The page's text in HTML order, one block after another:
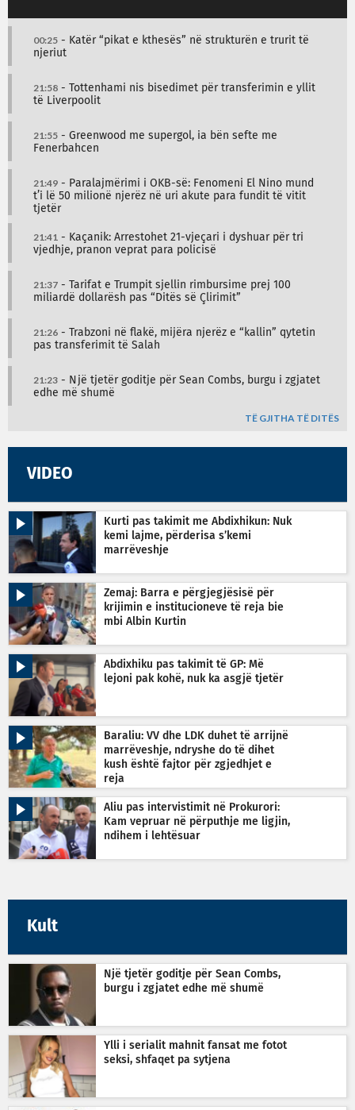
00:25 - Katër “pikat e kthesës” në strukturën e trurit të
njeriut
21:58 - Tottenhami nis bisedimet për transferimin e yllit
të Liverpoolit
21:55 - Greenwood me supergol, ia bën sefte me
Fenerbahcen
21:49 - Paralajmërimi i OKB-së: Fenomeni El Nino mund
t’i lë 50 milionë njerëz në uri akute para fundit të vitit
tjetër
21:41 - Kaçanik: Arrestohet 21-vjeçari i dyshuar për tri
vjedhje, pranon veprat para policisë
21:37 - Tarifat e Trumpit sjellin rimbursime prej 100
miliardë dollarësh pas “Ditës së Çlirimit”
21:26 - Trabzoni në flakë, mijëra njerëz e “kallin” qytetin
pas transferimit të Salah
21:23 - Një tjetër goditje për Sean Combs, burgu i zgjatet
edhe më shumë
TË GJITHA TË DITËS
VIDEO
Kurti pas takimit me Abdixhikun: Nuk
kemi lajme, përderisa s’kemi
marrëveshje
Zemaj: Barra e përgjegjësisë për
krijimin e institucioneve të reja bie
mbi Albin Kurtin
Abdixhiku pas takimit të GP: Më
lejoni pak kohë, nuk ka asgjë tjetër
Baraliu: VV dhe LDK duhet të arrijnë
marrëveshje, ndryshe do të dihet
kush është fajtor për zgjedhjet e
reja
Aliu pas intervistimit në Prokurori:
Kam vepruar në përputhje me ligjin,
ndihem i lehtësuar
Kult
Një tjetër goditje për Sean Combs,
burgu i zgjatet edhe më shumë
Ylli i serialit mahnit fansat me fotot
seksi, shfaqet pa sytjena